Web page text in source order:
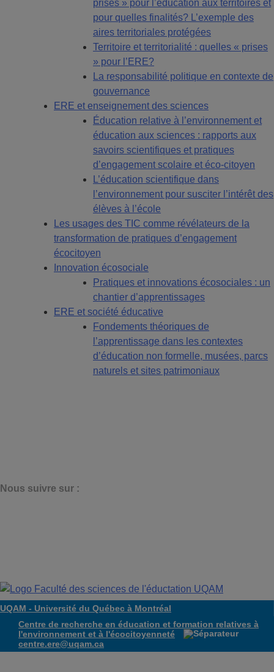
prises » pour l’éducation aux territoires et
pour quelles finalités? L’exemple des
aires territoriales protégées
Territoire et territorialité : quelles « prises
» pour l’ERE?
La responsabilité politique en contexte de
gouvernance
ERE et enseignement des sciences
Éducation relative à l’environnement et
éducation aux sciences : rapports aux
savoirs scientifiques et pratiques
d’engagement scolaire et éco-citoyen
L’éducation scientifique dans
l’environnement pour susciter l’intérêt des
élèves à l’école
Les usages des TIC comme révélateurs de la
transformation de pratiques d’engagement
écocitoyen
Innovation écosociale
Pratiques et innovations écosociales : un
chantier d’apprentissages
ERE et société éducative
Fondements théoriques de
l’apprentissage dans les contextes
d’éducation non formelle, musées, parcs
naturels et sites patrimoniaux
N ous suivre sur :
UQAM - Université du Québec à Montréal
Centre de recherche en éducation et formation relatives à
l'environnement et à l'écocitoyenneté
centre.ere@uqam.ca